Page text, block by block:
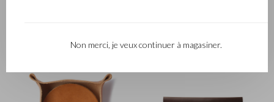
€122,50
Non merci, je veux continuer à magasiner.